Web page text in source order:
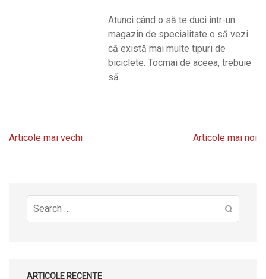
Atunci când o să te duci într-un
magazin de specialitate o să vezi
că există mai multe tipuri de
biciclete. Tocmai de aceea, trebuie
să…
Navigare
Articole mai vechi Articole mai noi
Search
for:
ARTICOLE RECENTE